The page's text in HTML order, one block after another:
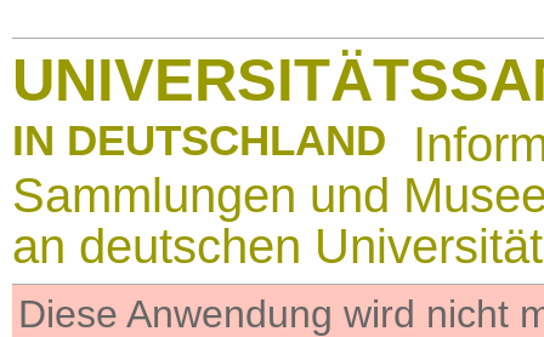
IN DEUTSCHLAND
Sammlungen und
an deutschen
Diese Anwendung wird nicht